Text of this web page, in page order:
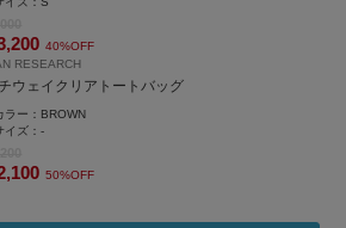
40%OFF
RESEARCH
ウェイクリアトートバッグ
ラー： BROWN
イズ：-
50%OFF